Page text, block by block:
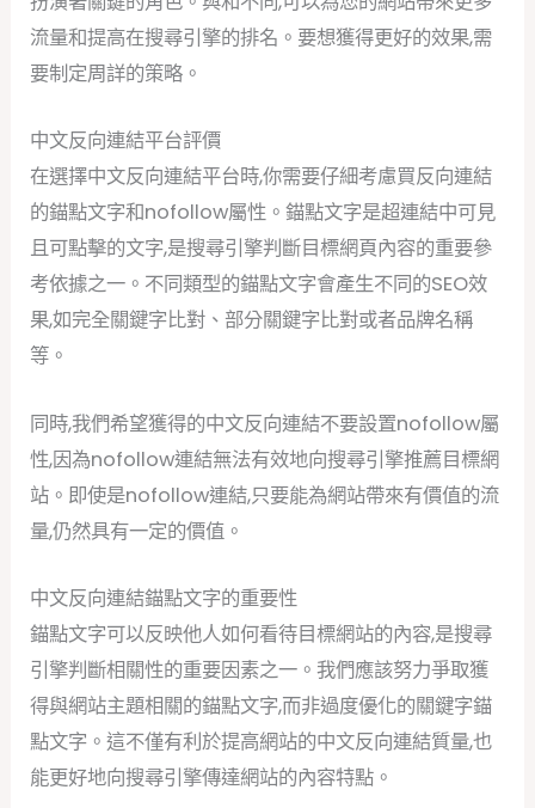
流量和提高在搜尋引擎的排名。要想獲得更好的效果,需
要制定周詳的策略。
中文反向連結平台評價
在選擇中文反向連結平台時,你需要仔細考慮買反向連結
的錨點文字和nofollow屬性。錨點文字是超連結中可見
且可點擊的文字,是搜尋引擎判斷目標網頁內容的重要參
考依據之一。不同類型的錨點文字會產生不同的SEO效
果,如完全關鍵字比對、部分關鍵字比對或者品牌名稱
等。
同時,我們希望獲得的中文反向連結不要設置nofollow屬
性,因為nofollow連結無法有效地向搜尋引擎推薦目標網
站。即使是nofollow連結,只要能為網站帶來有價值的流
量,仍然具有一定的價值。
中文反向連結錨點文字的重要性
錨點文字可以反映他人如何看待目標網站的內容,是搜尋
引擎判斷相關性的重要因素之一。我們應該努力爭取獲
得與網站主題相關的錨點文字,而非過度優化的關鍵字錨
點文字。這不僅有利於提高網站的中文反向連結質量,也
能更好地向搜尋引擎傳達網站的內容特點。